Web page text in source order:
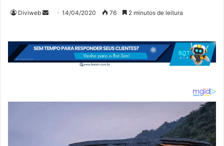
Diviweb
Mande
mail
14/04/2020 76 2 minutos de leitura